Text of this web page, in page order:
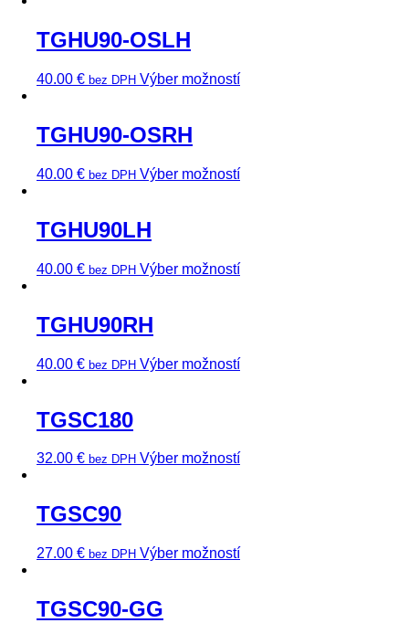
TGHU90-OSLH
40.00 € bez DPH Výber možností
TGHU90-OSRH
40.00 € bez DPH Výber možností
TGHU90LH
40.00 € bez DPH Výber možností
TGHU90RH
40.00 € bez DPH Výber možností
TGSC180
32.00 € bez DPH Výber možností
TGSC90
27.00 € bez DPH Výber možností
TGSC90-GG